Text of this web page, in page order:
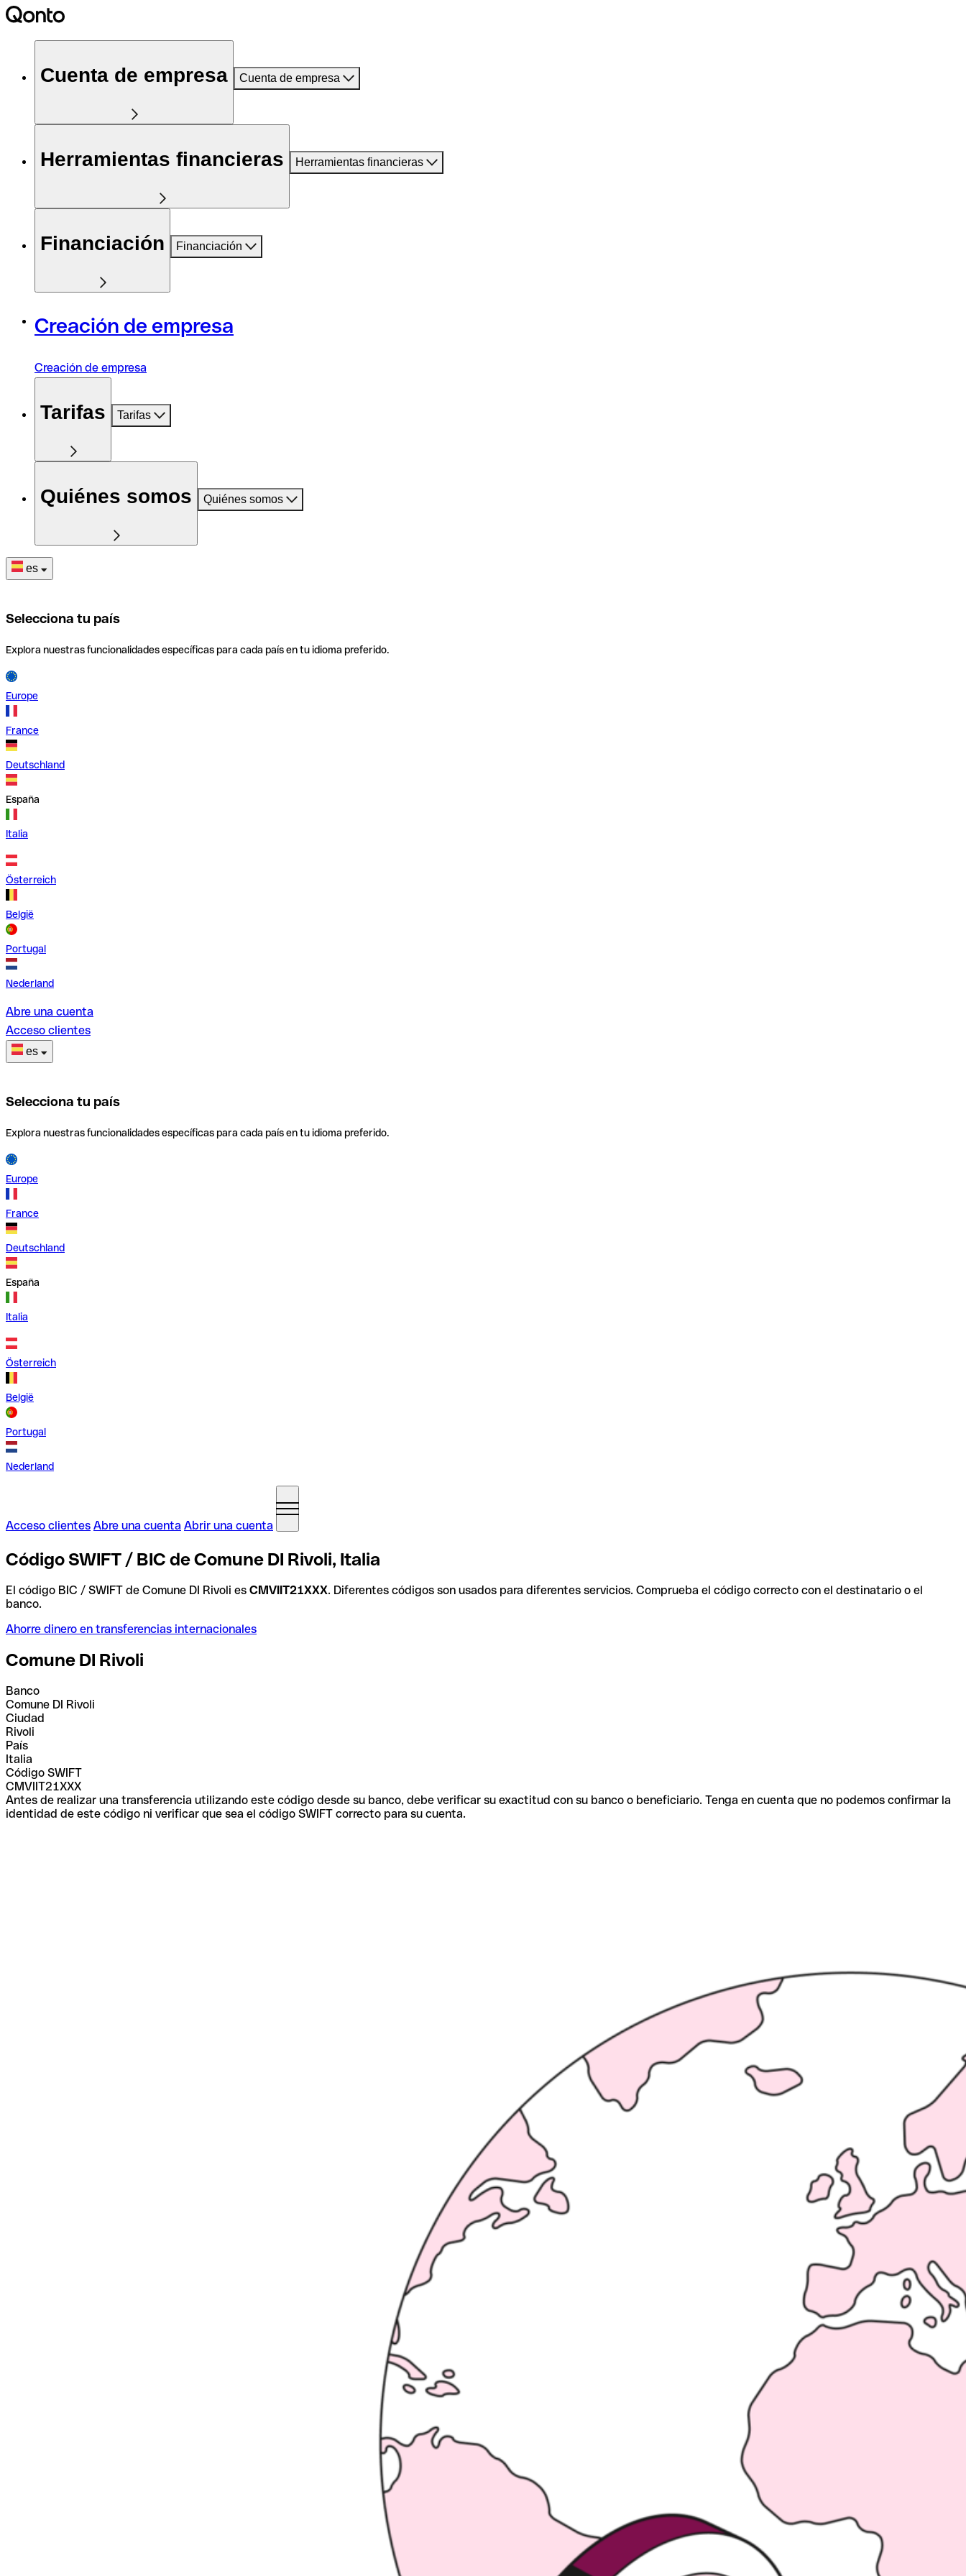
Cuenta de empresa Cuenta de empresa
Herramientas financieras Herramientas financieras
Financiación Financiación
Creación de empresa
Creación de empresa
Tarifas Tarifas
Quiénes somos Quiénes somos
es
Selecciona tu país
Explora nuestras funcionalidades específicas para cada país en tu idioma preferido.
Europe
France
Deutschland
España
Italia
Österreich
België
Portugal
Nederland
Abre una cuenta
Acceso clientes
es
Selecciona tu país
Explora nuestras funcionalidades específicas para cada país en tu idioma preferido.
Europe
France
Deutschland
España
Italia
Österreich
België
Portugal
Nederland
Acceso clientes Abre una cuenta Abrir una cuenta
Código SWIFT / BIC de Comune DI Rivoli, Italia
El código BIC / SWIFT de Comune DI Rivoli es CMVIIT21XXX. Diferentes códigos son usados para diferentes servicios. Comprueba el código correcto con el destinatario o el
banco.
Ahorre dinero en transferencias internacionales
Comune DI Rivoli
Banco
Comune DI Rivoli
Ciudad
Rivoli
País
Italia
Código SWIFT
CMVIIT21XXX
Antes de realizar una transferencia utilizando este código desde su banco, debe verificar su exactitud con su banco o beneficiario. Tenga en cuenta que no podemos confirmar la
identidad de este código ni verificar que sea el código SWIFT correcto para su cuenta.